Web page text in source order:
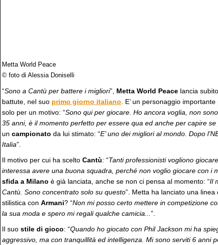
Metta World Peace
© foto di Alessia Doniselli
“Sono a Cantù per battere i migliori”, Metta World Peace lancia
battute, nel suo primo giorno italiano . E’ un personaggio
solo per un motivo: “Sono qui per giocare. Ho ancora voglia, non
35 anni, è il momento perfetto per essere qua ed anche per capire se
un campionato da lui stimato: “E’ uno dei migliori al mondo. Dopo
Italia”.
Il motivo per cui ha scelto Cantù: “Tanti professionisti vogliono
interessa avere una buona squadra, perché non voglio giocare con i
sfida a Milano è già lanciata, anche se non ci pensa al momento: “Il
Cantù. Sono concentrato solo su questo”. Metta ha lanciato una
stilistica con Armani? “Non mi posso certo mettere in competizione
la sua moda e spero mi regali qualche camicia... ”.
Il suo stile di gioco: “Quando ho giocato con Phil Jackson mi ha
aggressivo, ma con tranquillità ed intelligenza. Mi sono serviti 6 anni